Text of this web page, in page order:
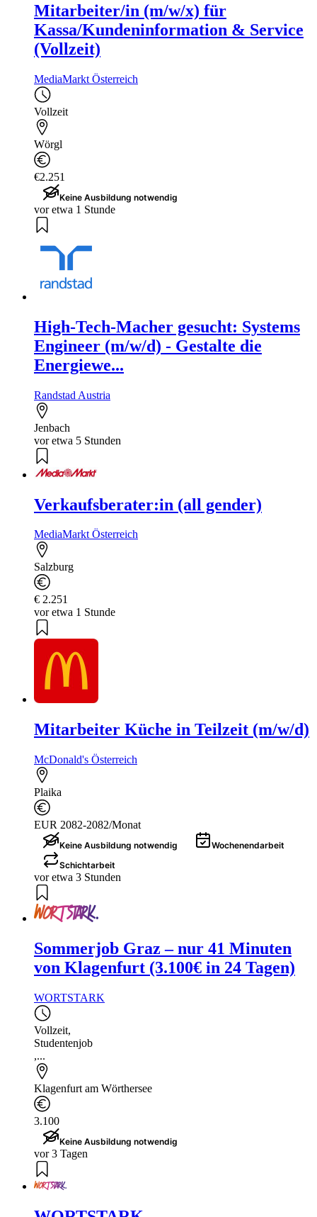
Mitarbeiter/in (m/w/x) für
Kassa/Kundeninformation & Service
(Vollzeit)
MediaMarkt Österreich
Vollzeit
Wörgl
€2.251
Keine Ausbildung notwendig
vor etwa 1 Stunde
High-Tech-Macher gesucht: Systems
Engineer (m/w/d) - Gestalte die
Energiewe...
Randstad Austria
Jenbach
vor etwa 5 Stunden
Verkaufsberater:in (all gender)
MediaMarkt Österreich
Salzburg
€ 2.251
vor etwa 1 Stunde
Mitarbeiter Küche in Teilzeit (m/w/d)
McDonald's Österreich
Plaika
EUR 2082-2082/Monat
Keine Ausbildung notwendig
Wochenendarbeit
Schichtarbeit
vor etwa 3 Stunden
Sommerjob Graz – nur 41 Minuten
von Klagenfurt (3.100€ in 24 Tagen)
WORTSTARK
Vollzeit,
Studentenjob
,...
Klagenfurt am Wörthersee
3.100
Keine Ausbildung notwendig
vor 3 Tagen